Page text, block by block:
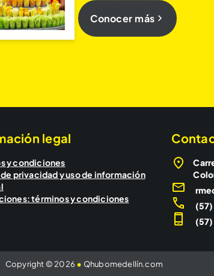
Conocer más
legal
y condiciones
privacidad y uso de información
términos y condiciones
(57)
Copyright © 2026 • Qhubomedellín.com